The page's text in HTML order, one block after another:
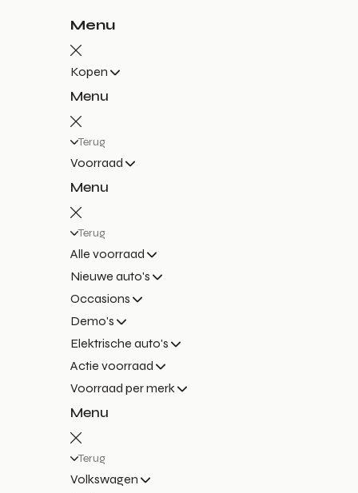
Menu
Kopen
Menu
Terug
Voorraad
Menu
Terug
Alle voorraad
Nieuwe auto's
Occasions
Demo's
Elektrische auto's
Actie voorraad
Voorraad per merk
Menu
Terug
Volkswagen